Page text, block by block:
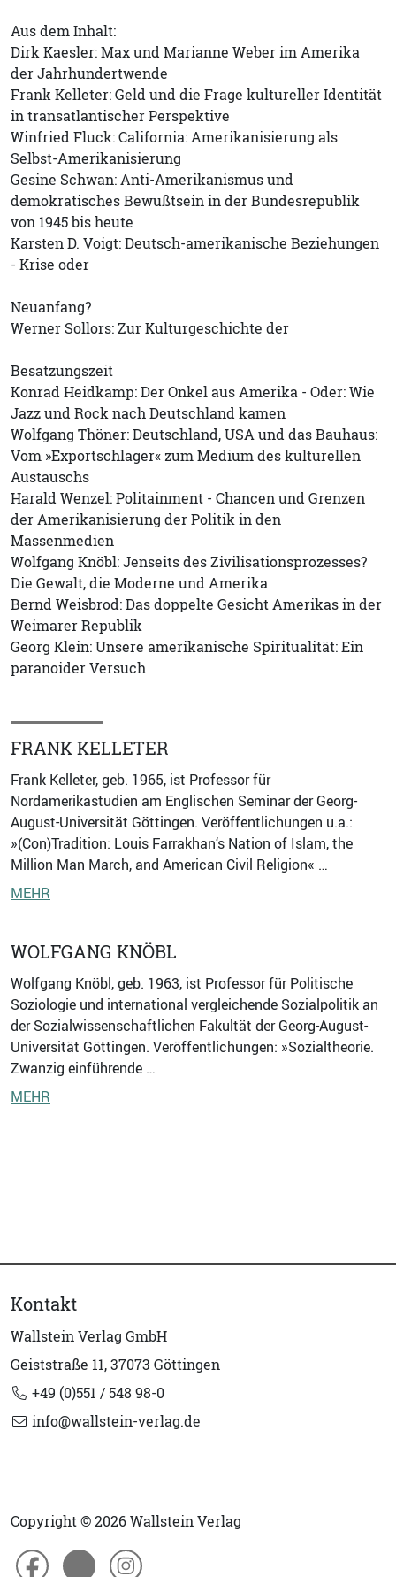
Aus dem Inhalt:
Dirk Kaesler: Max und Marianne Weber im Amerika
der Jahrhundertwende
Frank Kelleter: Geld und die Frage kultureller Identität
in transatlantischer Perspektive
Winfried Fluck: California: Amerikanisierung als
Selbst-Amerikanisierung
Gesine Schwan: Anti-Amerikanismus und
demokratisches Bewußtsein in der Bundesrepublik
von 1945 bis heute
Karsten D. Voigt: Deutsch-amerikanische Beziehungen
- Krise oder
Neuanfang?
Werner Sollors: Zur Kulturgeschichte der
Besatzungszeit
Konrad Heidkamp: Der Onkel aus Amerika - Oder: Wie
Jazz und Rock nach Deutschland kamen
Wolfgang Thöner: Deutschland, USA und das Bauhaus:
Vom »Exportschlager« zum Medium des kulturellen
Austauschs
Harald Wenzel: Politainment - Chancen und Grenzen
der Amerikanisierung der Politik in den
Massenmedien
Wolfgang Knöbl: Jenseits des Zivilisationsprozesses?
Die Gewalt, die Moderne und Amerika
Bernd Weisbrod: Das doppelte Gesicht Amerikas in der
Weimarer Republik
Georg Klein: Unsere amerikanische Spiritualität: Ein
paranoider Versuch
FRANK KELLETER
Frank Kelleter, geb. 1965, ist Professor für
Nordamerikastudien am Englischen Seminar der Georg-
August-Universität Göttingen. Veröffentlichungen u.a.:
»(Con)Tradition: Louis Farrakhan‘s Nation of Islam, the
Million Man March, and American Civil Religion« …
MEHR
WOLFGANG KNÖBL
Wolfgang Knöbl, geb. 1963, ist Professor für Politische
Soziologie und international vergleichende Sozialpolitik an
der Sozialwissenschaftlichen Fakultät der Georg-August-
Universität Göttingen. Veröffentlichungen: »Sozialtheorie.
Zwanzig einführende …
MEHR
Kontakt
Wallstein Verlag GmbH
Geiststraße 11, 37073 Göttingen
+49 (0)551 / 548 98-0
info@wallstein-verlag.de
Copyright © 2026 Wallstein Verlag